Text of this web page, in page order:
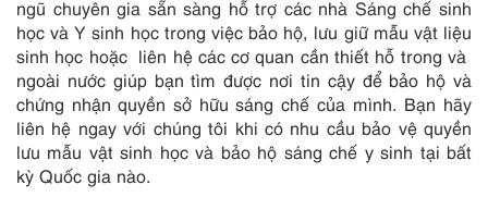
ngũ chuyên gia sẵn sàng hỗ trợ các nhà Sáng chế sinh
học và Y sinh học trong việc bảo hộ, lưu giữ mẫu vật liệu
sinh học hoặc liên hệ các cơ quan cần thiết hỗ trong và
ngoài nước giúp bạn tìm được nơi tin cậy để bảo hộ và
chứng nhận quyền sở hữu sáng chế của mình. Bạn hãy
liên hệ ngay với chúng tôi khi có nhu cầu bảo vệ quyền
lưu mẫu vật sinh học và bảo hộ sáng chế y sinh tại bất
kỳ Quốc gia nào.